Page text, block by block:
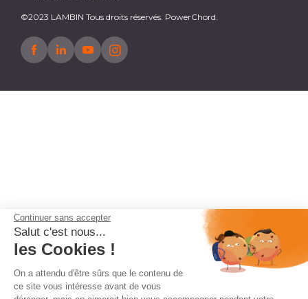
Continuer sans accepter
Salut c'est nous...
les Cookies !
On a attendu d'être sûrs que le contenu de
ce site vous intéresse avant de vous
©2023 LAMBIN Tous droits réservés. PowerChord.